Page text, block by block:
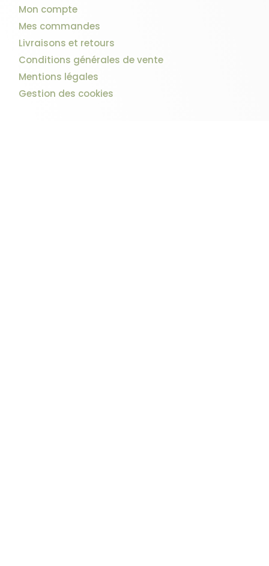
Mon compte
Mes commandes
Livraisons et retours
Conditions générales de vente
Mentions légales
Gestion des cookies